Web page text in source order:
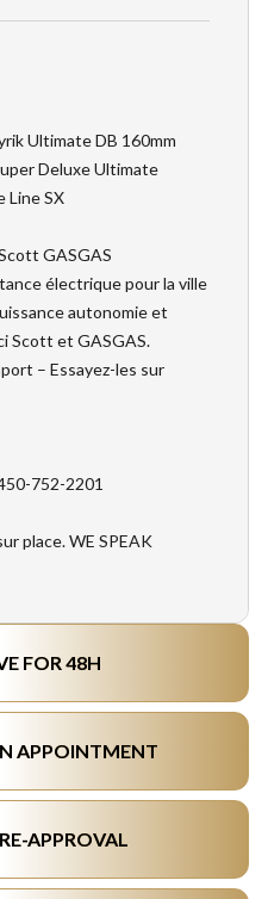
Ultimate DB 160mm
Deluxe Ultimate
Line SX
GASGAS
électrique pour la ville
autonomie et
Scott et GASGAS.
– Essayez-les sur
752-2201
place. WE SPEAK
FOR 48H
APPOINTMENT
APPROVAL